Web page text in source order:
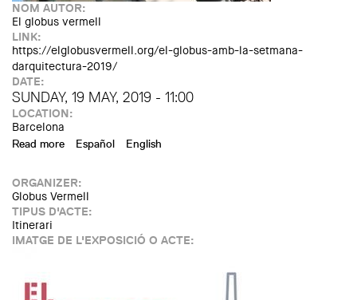
NOM AUTOR:
El globus vermell
LINK:
https://elglobusvermell.org/el-globus-amb-la-setmana-
darquitectura-2019/
DATE:
SUNDAY, 19 MAY, 2019 - 11:00
LOCATION:
Barcelona
Read more about Itinerari "La Barcelona del GATCPAC" (Setmana
Español English
ORGANIZER:
Globus Vermell
TIPUS D'ACTE:
Itinerari
IMATGE DE L'EXPOSICIÓ O ACTE: